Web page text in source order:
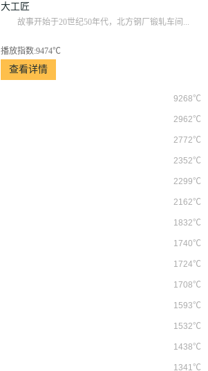
大工匠
故事开始于20世纪50年代，北方钢厂锻轧车间...
播放指数:9474℃
查看详情
9268℃
2962℃
2772℃
2352℃
2299℃
2162℃
1832℃
1740℃
1724℃
1708℃
1593℃
1532℃
1438℃
1341℃